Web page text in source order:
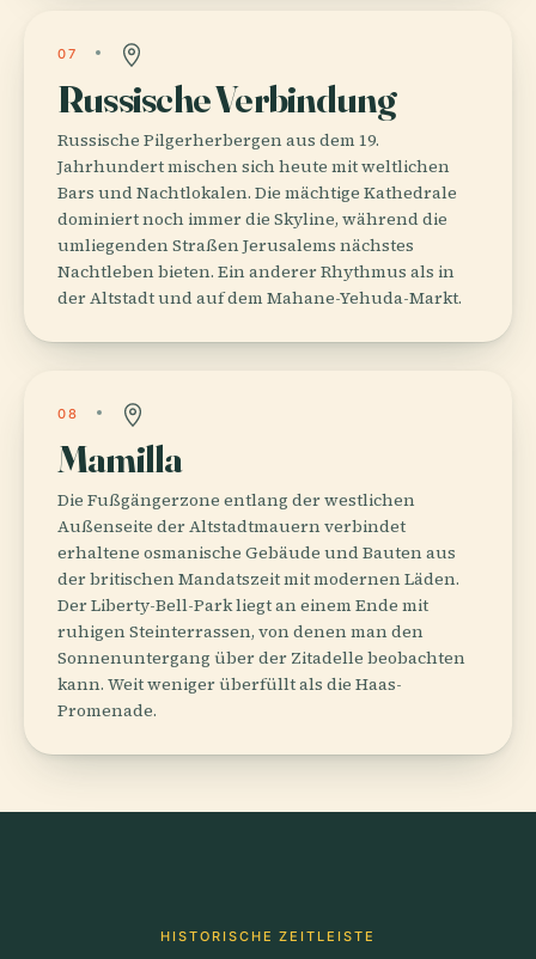
07
Russische Verbindung
Russische Pilgerherbergen aus dem 19.
Jahrhundert mischen sich heute mit weltlichen
Bars und Nachtlokalen. Die mächtige Kathedrale
dominiert noch immer die Skyline, während die
umliegenden Straßen Jerusalems nächstes
Nachtleben bieten. Ein anderer Rhythmus als in
der Altstadt und auf dem Mahane-Yehuda-Markt.
08
Mamilla
Die Fußgängerzone entlang der westlichen
Außenseite der Altstadtmauern verbindet
erhaltene osmanische Gebäude und Bauten aus
der britischen Mandatszeit mit modernen Läden.
Der Liberty-Bell-Park liegt an einem Ende mit
ruhigen Steinterrassen, von denen man den
Sonnenuntergang über der Zitadelle beobachten
kann. Weit weniger überfüllt als die Haas-
Promenade.
HISTORISCHE ZEITLEISTE